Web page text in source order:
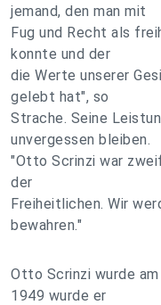
jemand, den man mit
Fug und Recht als
konnte und der
die Werte unserer
gelebt hat", so
Strache. Seine
unvergessen bleiben.
"Otto Scrinzi war
der
Freiheitlichen. Wir
bewahren."
Otto Scrinzi wurde
1949 wurde er